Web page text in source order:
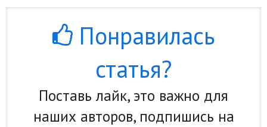
Понравилась
статья?
Поставь лайк, это важно для
наших авторов, подпишись на